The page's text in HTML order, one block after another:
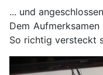
... und
Dem
So richtig versteckt